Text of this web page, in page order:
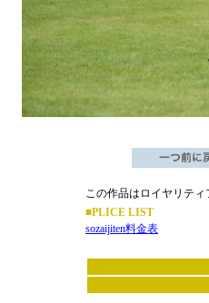
この作品はロイヤリテ
■PLICE LIST
sozaijiten料金表